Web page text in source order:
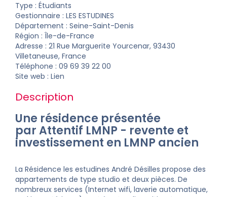
Type : Étudiants
Gestionnaire : LES ESTUDINES
Département : Seine-Saint-Denis
Région : Île-de-France
Adresse : 21 Rue Marguerite Yourcenar, 93430
Villetaneuse, France
Téléphone : 09 69 39 22 00
Site web : Lien
Description
Une résidence présentée
par Attentif LMNP - revente et
investissement en LMNP ancien
La Résidence les estudines André Désilles propose des
appartements de type studio et deux pièces. De
nombreux services (Internet wifi, laverie automatique,